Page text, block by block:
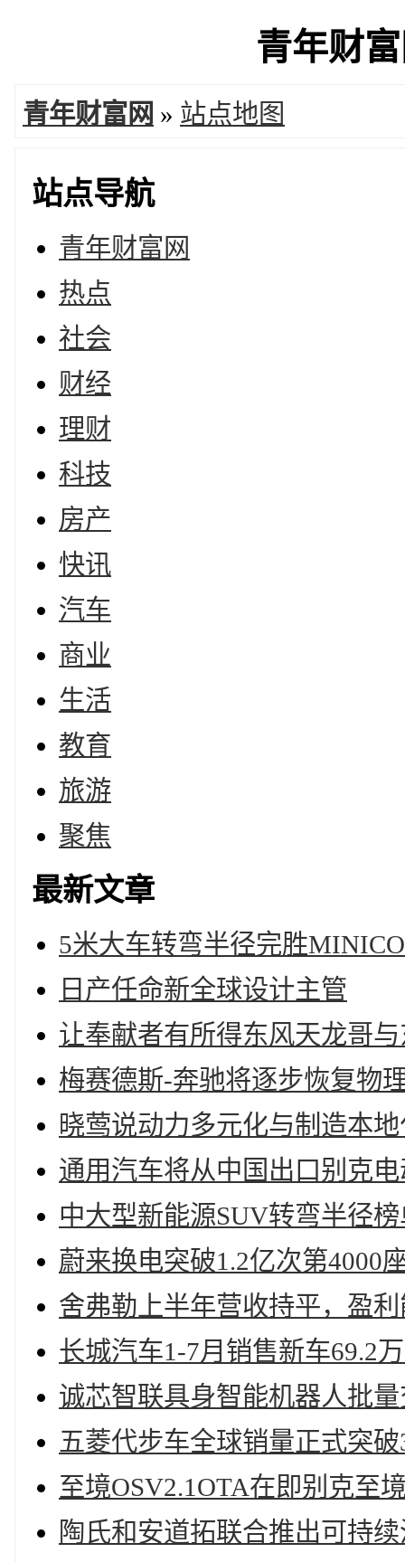
青年财
青年财富网 » 站点地图
站点导航
青年财富网
热点
社会
财经
理财
科技
房产
快讯
汽车
商业
生活
教育
旅游
聚焦
最新文章
5米大车转弯半径完胜
日产任命新全球设计主管
让奉献者有所得东风天龙哥
梅赛德斯-奔驰将逐步恢复物
晓莺说动力多元化与制造本
通用汽车将从中国出口别克
中大型新能源SUV转弯半径
蔚来换电突破1.2亿次第4000
舍弗勒上半年营收持平，盈
长城汽车1-7月销售新车69.2
诚芯智联具身智能机器人批
五菱代步车全球销量正式突
至境OSV2.1OTA在即别克至
陶氏和安道拓联合推出可持